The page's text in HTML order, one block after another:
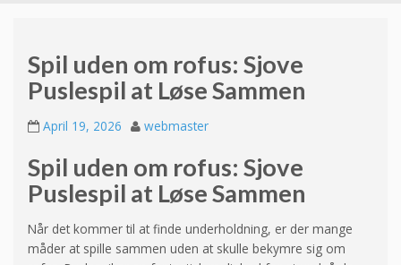
Spil uden om rofus: Sjove
Puslespil at Løse Sammen
April 19, 2026 webmaster
Spil uden om rofus: Sjove
Puslespil at Løse Sammen
Når det kommer til at finde underholdning, er der mange
måder at spille sammen uden at skulle bekymre sig om